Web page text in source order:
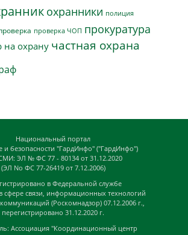
охранники полиция
проверка ЧОП прокуратура
на охрану частная охрана
Национальный портал
и безопасности "ГардИнфо" ("ГардИнфо")
ЭЛ № ФС 77 - 80134 от 31.12.2020
(ЭЛ No ФС 77-26419 от 7.12.2006)
в Федеральной службе
сфере связи, информационных технологий
(Роскомнадзор) 07.12.2006 г.,
перегистрировано 31.12.2020 г.
Ассоциация "Координационный центр